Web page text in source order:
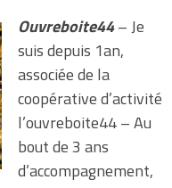
Ouvreboite44– Je
suis depuis 1an,
associée de la
coopérative d’activité
l’ouvreboite44 – Au
bout de 3 ans
d’accompagnement,